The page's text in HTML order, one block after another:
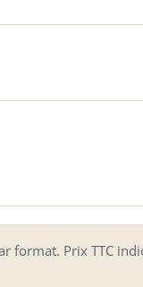
format. Prix TTC